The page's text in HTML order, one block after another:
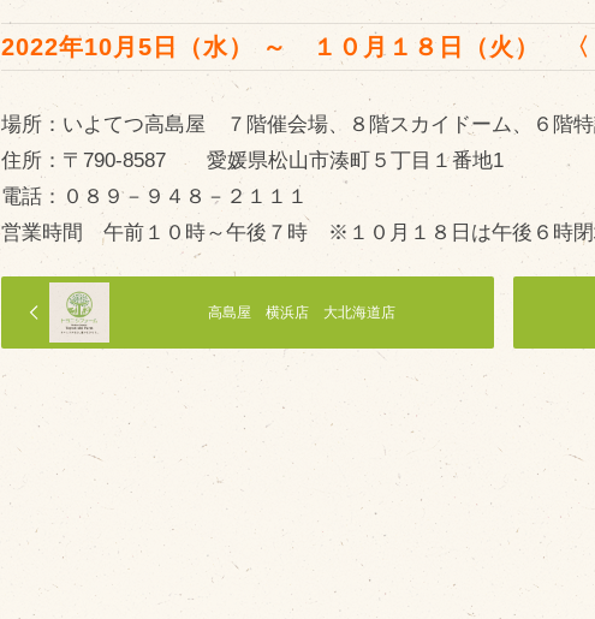
2022年10月5日（水） ～ １０月１８日（火） 〈
場所：いよてつ高島屋 ７階催会場、８階スカイドーム、６階
住所：〒790-8587 愛媛県松山市湊町５丁目１番地1
電話：０８９－９４８－２１１１
営業時間 午前１０時～午後７時 ※１０月１８日は午後６時
高島屋 横浜店 大北海道店
販売加工場
食肉加工場を新設
衛生管理体制
業務管理体制
品質管理体制
最新の設備
ＢtoＢ受発注システム
瑕疵とは
商
カ
個人のお客様
法人のお客様